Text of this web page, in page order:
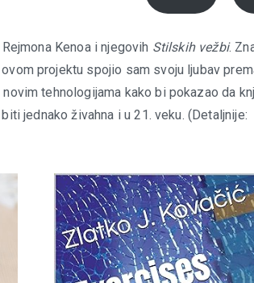
Kenoa i njegovih Stilskih vežbi.
projektu spojio sam svoju ljubav
tehnologijama kako bi pokazao da
jednako živahna i u 21. veku. (Detaljnije: